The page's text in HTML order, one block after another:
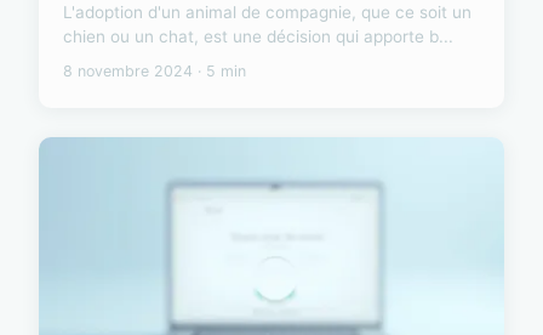
L'adoption d'un animal de compagnie, que ce soit un
chien ou un chat, est une décision qui apporte b...
8 novembre 2024 · 5 min